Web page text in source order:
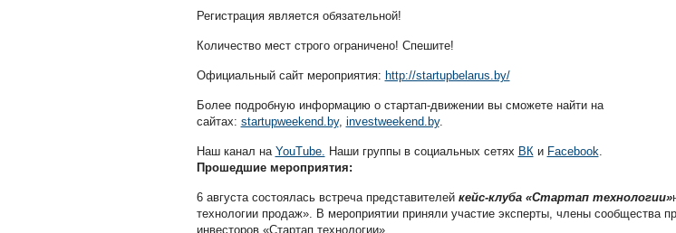
Регистрация является обязательной!
Количество мест строго ограничено! Спешите!
Официальный сайт мероприятия: http://startupbelarus.by/
Более подробную информацию о стартап-движении вы сможете найти на
сайтах: startupweekend.by, investweekend.by.
Наш канал на YouTube. Наши группы в социальных сетях ВКи Facebook.
Прошедшие мероприятия:
6 августа состоялась встреча представителей кейс-клуба «Стартап технологии»
технологии продаж». В мероприятии приняли участие эксперты, члены сообщества
инвесторов «Стартап технологии».